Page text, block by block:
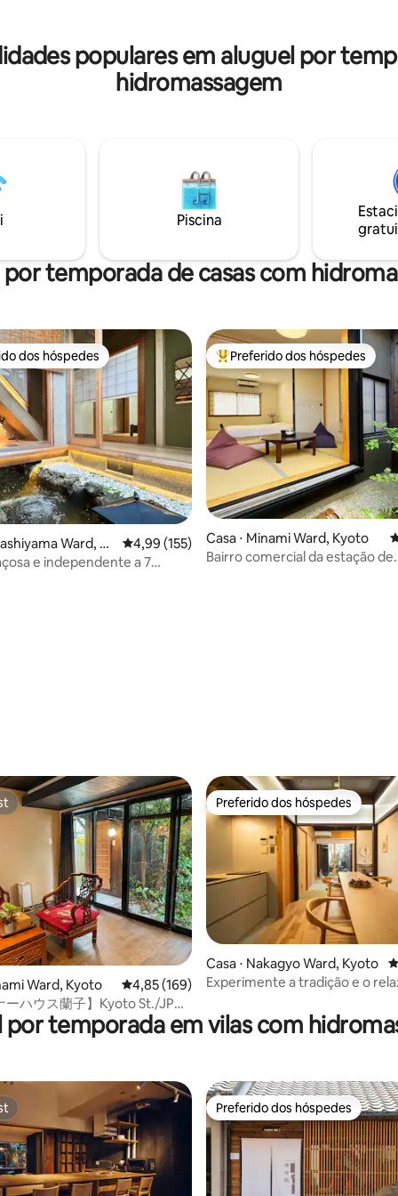
do comum. Durante a
das● cerejeiras, as belas
nas árvores encantam
sob o● piso e ar
Localização ●
5 minutos a pé do Templo
Mundial; 3 minutos a
a pé até a estação de
linhas de ônibus dentro de 5
pé. Há um supermercado,
Aeon, perto da estação
a
e se divertir. Por favor,
favor, venha ao K's Villa Office
Kyoto) para FAZER O CHECK-IN
das 20:30. ※Por favor, NÃO vá
populares em aluguel por
hidromassagem
Piscina
temporada de casas com
de 5, 103 avaliações
preferidos dos hóspedes
dos hóspedes
Ward, Ky
4,99 de uma avaliação média de 5, 155
4,99 (155)
e independente a 7
Entre os melhores preferidos
Preferido dos hóspedes
Casa ⋅ Minami Ward, Kyoto
Bairro comercial da estação de
de 5, 189 avaliações
Ward, Kyoto 4,85 de uma avaliação média de 5, 169
4,85 (169)
ーハウス蘭子】Kyoto St./JP
2F machiya
Preferido dos hóspedes
Preferido dos hóspedes
Casa ⋅ Nakagyo Ward, Kyoto
Experimente a tradição e o
Kyomachi com banho ao ar
aquecido
por temporada em vilas com
Preferido dos hóspedes
Preferido dos hóspedes